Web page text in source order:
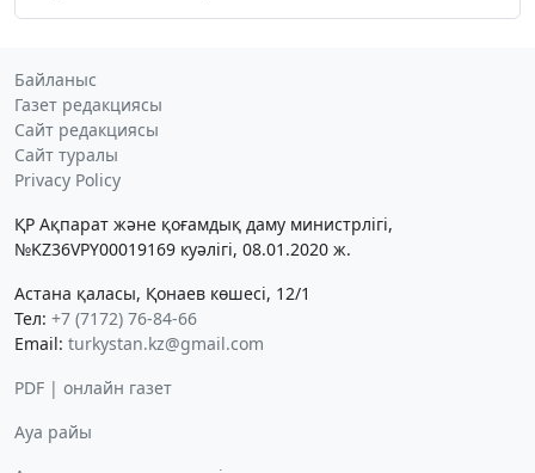
Байланыс
Газет редакциясы
Сайт редакциясы
Сайт туралы
Privacy Policy
ҚР Ақпарат және қоғамдық даму министрлігі,
№KZ36VPY00019169 куәлігі, 08.01.2020 ж.
Астана қаласы, Қонаев көшесі, 12/1
Тел: +7 (7172) 76-84-66
Email: turkystan.kz@gmail.com
PDF | онлайн газет
Ауа райы